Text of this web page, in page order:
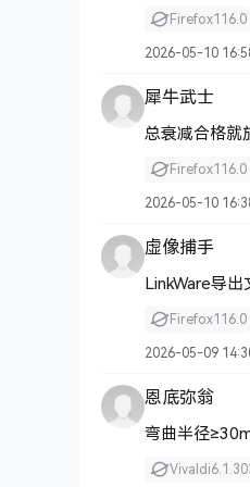
Firefox116.0
2026-05-10
犀牛武士
总衰减合格就
Firefox116.0
2026-05-10
虚像捕手
LinkWare导
Firefox116.0
2026-05-09
恩底弥翁
弯曲半径
Vivaldi